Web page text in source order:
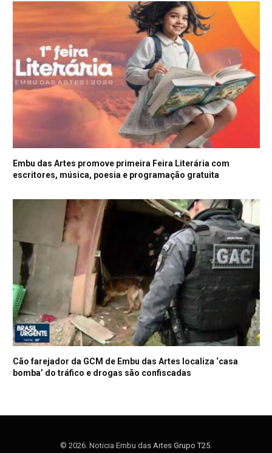
Embu das Artes promove primeira Feira Literária com
escritores, música, poesia e programação gratuita
Cão farejador da GCM de Embu das Artes localiza ‘casa
bomba’ do tráfico e drogas são confiscadas
© 2026. Noticia Embu das Artes Grupo T25.